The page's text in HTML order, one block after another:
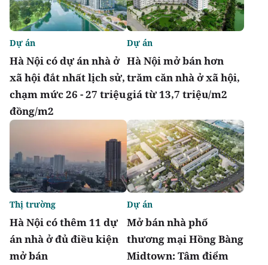
Hà Nội có dự án nhà ở
xã hội đắt nhất lịch sử,
chạm mức 26 - 27 triệu
đồng/m2
Dự án
Hà Nội mở bán hơn
trăm căn nhà ở xã hội,
giá từ 13,7 triệu/m2
Dự án
Hà Nội có thêm 11 dự
án nhà ở đủ điều kiện
mở bán
Thị trường
Mở bán nhà phố
thương mại Hồng Bàng
Midtown: Tâm điểm
Dự án